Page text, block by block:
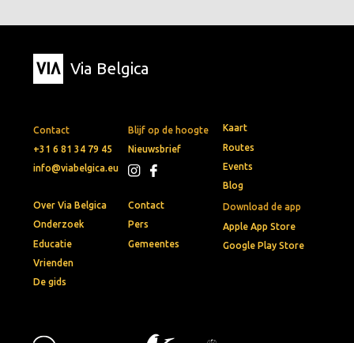
Via Belgica
Contact
+31 6 81 34 79 45
info@viabelgica.eu
Blijf op de hoogte
Nieuwsbrief
Download de app
Apple App Store
Google Play Store
Kaart
Routes
Events
Blog
Over Via Belgica
Onderzoek
Educatie
Vrienden
De gids
Contact
Pers
Gemeentes